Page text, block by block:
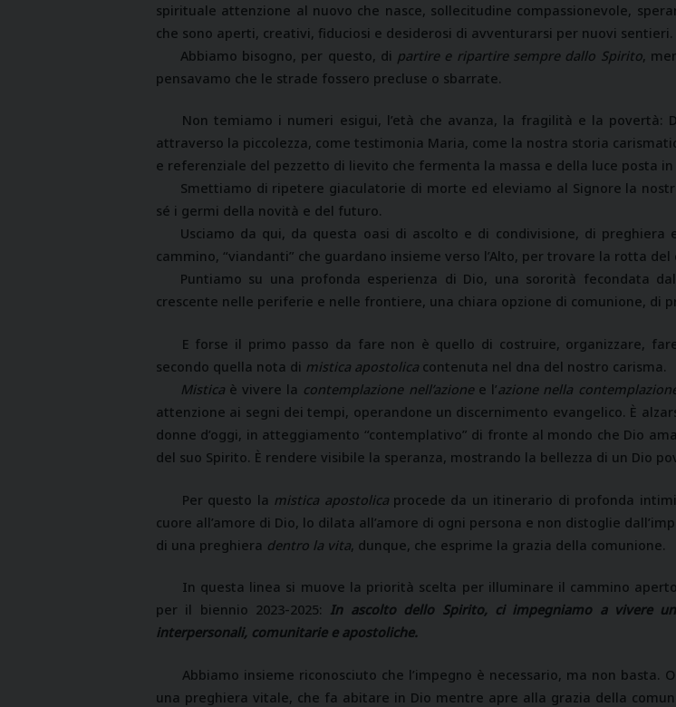
spirituale attenzione al nuovo che nasce, sollecitudine compassionevole,
che sono aperti, creativi, fiduciosi e desiderosi di avventurarsi per nuovi sentieri.
Abbiamo bisogno, per questo, di partire e ripartire sempre dallo Spirito,
pensavamo che le strade fossero precluse o sbarrate.
Non temiamo i numeri esigui, l’età che avanza, la fragilità e la povertà:
attraverso la piccolezza, come testimonia Maria, come la nostra storia
e referenziale del pezzetto di lievito che fermenta la massa e della luce posta
Smettiamo di ripetere giaculatorie di morte ed eleviamo al Signore la
sé i germi della novità e del futuro.
Usciamo da qui, da questa oasi di ascolto e di condivisione, di
cammino, “viandanti” che guardano insieme verso l’Alto, per trovare la rotta
Puntiamo su una profonda esperienza di Dio, una sororità fecondata
crescente nelle periferie e nelle frontiere, una chiara opzione di comunione, di
E forse il primo passo da fare non è quello di costruire, organizzare,
secondo quella nota di mistica apostolica contenuta nel dna del nostro carisma.
Misticaè vivere la contemplazione nell’azionee l’azione nella
attenzione ai segni dei tempi, operandone un discernimento evangelico. È
donne d’oggi, in atteggiamento “contemplativo” di fronte al mondo che Dio
del suo Spirito. È rendere visibile la speranza, mostrando la bellezza di un Dio
Per questo la mistica apostolicaprocede da un itinerario di profonda
cuore all’amore di Dio, lo dilata all’amore di ogni persona e non distoglie
di una preghiera dentro la vita, dunque, che esprime la grazia della comunione.
In questa linea si muove la priorità scelta per illuminare il cammino
per il biennio 2023-2025: In ascolto dello Spirito, ci impegniamo a vivere
interpersonali, comunitarie e apostoliche.
Abbiamo insieme riconosciuto che l’impegno è necessario, ma non basta.
una preghiera vitale, che fa abitare in Dio mentre apre alla grazia della